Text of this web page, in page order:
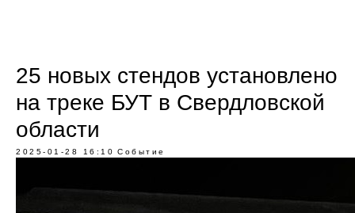
25 новых стендов установлено
на треке БУТ в Свердловской
области
2025-01-28 16:10 Событие